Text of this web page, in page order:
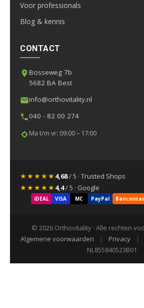
Voor professionals
Blog & kennis
CONTACT
Bosseweg 7b
5682 BA Best
info@orthovitality.nl
040 - 82 00 274
Ma t/m vr: 09:00 – 17:00
★★★★★4,68/ 5 · Trusted Shops
★★★★★4,4/ 5 · Google
iDEAL VISA MC PayPal
© 2026 Orthovitality · Alle rechten
Algemene voorwaarden
| Privacy |
NL855840523B01